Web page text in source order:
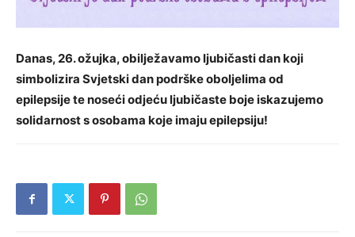
Danas, 26. ožujka, obilježavamo ljubičasti dan koji
simbolizira Svjetski dan podrške oboljelima od
epilepsije te noseći odjeću ljubičaste boje iskazujemo
solidarnost s osobama koje imaju epilepsiju!